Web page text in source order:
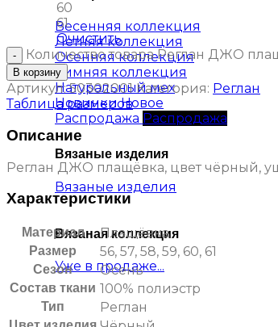
Весенняя коллекция
Летняя коллекция
Осенняя коллекция
Зимняя коллекция
Натуральный мех
Новинки
Распродажа
Вязаные изделия
Вязаные изделия
Вязаная коллекция
Уже в продаже...
60
61
Очистить
Количество товара Реглан ДЖО
В корзину
Артикул:50302001 Категория: Реглан
Таблица размеров
Описание
Реглан ДЖО плащёвка, цвет чёрный,
Характеристики
Материал Плащёвка
Размер 56, 57, 58, 59, 60, 61
Сезон Осень
Состав ткани 100% полиэстр
Тип Реглан